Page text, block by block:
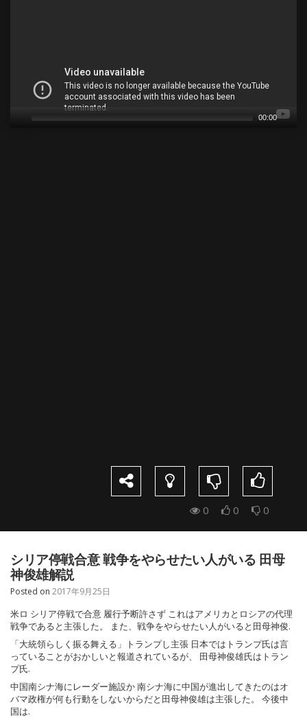
00:00
0 0 0
シリア停戦合意 戦争をやらせたい人がいる 田母
神俊雄解説
Posted on 2017年9月25日
米ロ シリア停戦で合意 履行予断許さず これはアメリカとロシアの代理
戦争であると主張した。 また、戦争をやらせたい人がいると田母神俊.
「大統領らしく振る舞える」トランプし主張 日本ではトランプ氏は言
っていることがおかしいと報道されているが、 田母神俊雄氏はトラン
プ氏.
中国南シナ海にレーダー施設か 南シナ海に中国が進出してきたのはオ
バマ政権が何も行動をしないからだと田母神俊雄は主張した。 今後中
国は.